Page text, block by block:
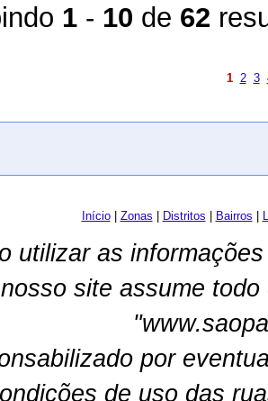
1- 10 de 62
1 2 3
Início| Zonas Distritos Bairros
utilizar as
nosso site assume
por
de uso das